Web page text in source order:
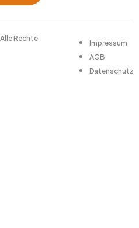
Rechte
Impressum
AGB
Datenschutz